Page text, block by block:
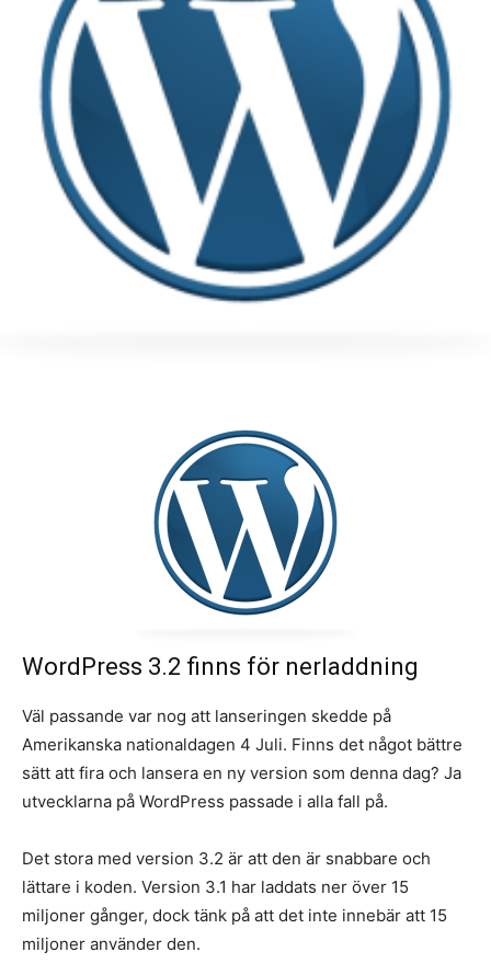
WordPress 3.2 finns för nerladdning
Väl passande var nog att lanseringen skedde på
Amerikanska nationaldagen 4 Juli. Finns det något bättre
sätt att fira och lansera en ny version som denna dag? Ja
utvecklarna på WordPress passade i alla fall på.
Det stora med version 3.2 är att den är snabbare och
lättare i koden. Version 3.1 har laddats ner över 15
miljoner gånger, dock tänk på att det inte innebär att 15
miljoner använder den.